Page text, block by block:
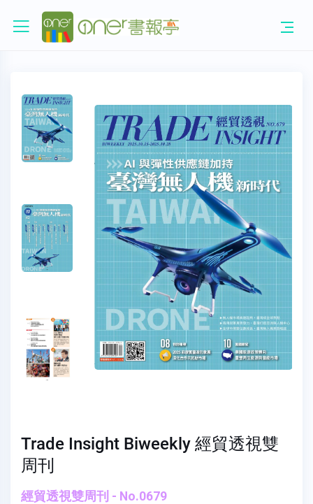
Trade Insight Biweekly 經貿透視雙
周刊
經貿透視雙周刊 - No.0679